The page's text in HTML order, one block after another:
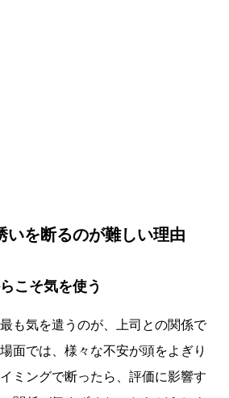
いを断るのが難しい理由
こそ気を使う
も気を遣うのが、上司との関係で
面では、様々な不安が頭をよぎり
ミングで断ったら、評価に影響す